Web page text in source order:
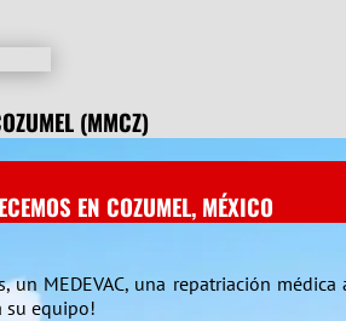
(MMCZ)
EN COZUMEL, MÉXICO
MEDEVAC, una repatriación
su equipo!